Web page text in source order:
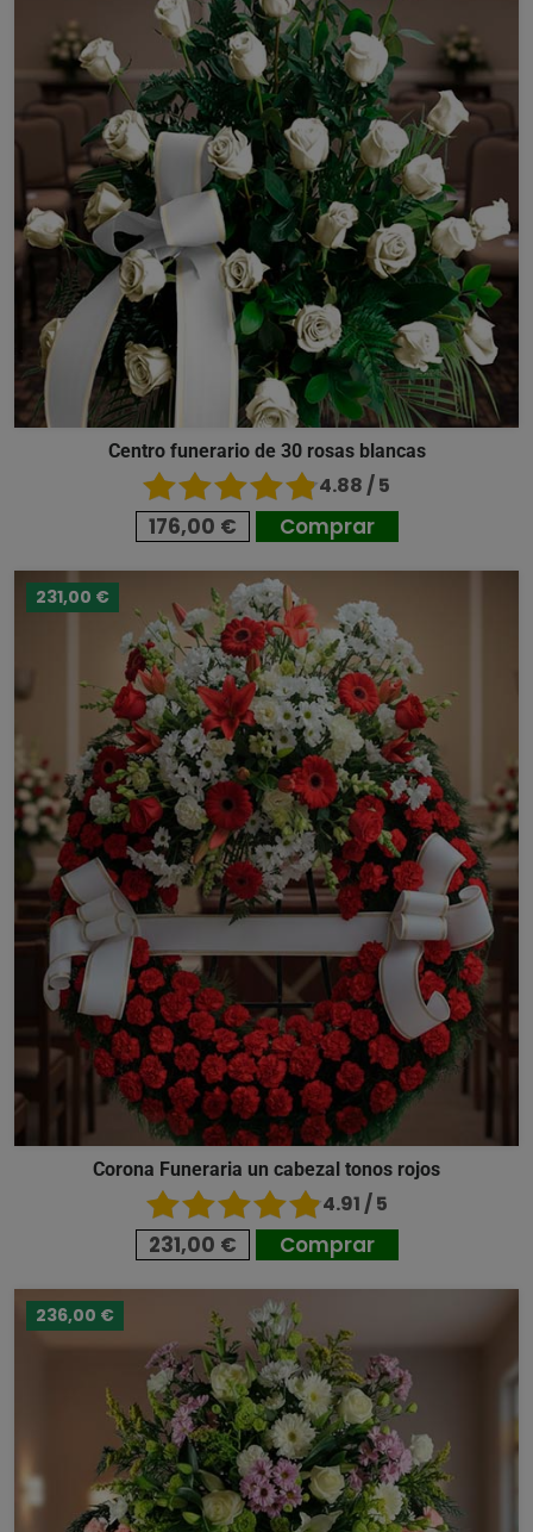
Centro funerario de 30 rosas blancas
4.88 / 5
176,00 € Comprar
231,00 €
Corona Funeraria un cabezal tonos rojos
4.91 / 5
231,00 € Comprar
236,00 €